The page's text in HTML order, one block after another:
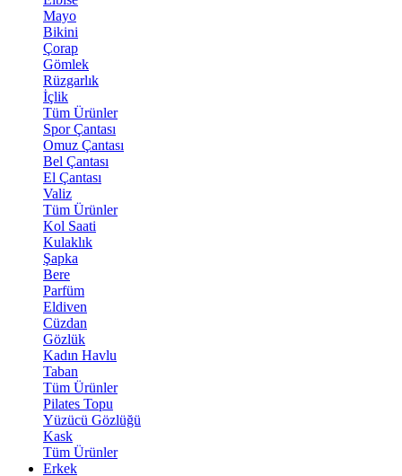
Mayo
Bikini
Çorap
Gömlek
Rüzgarlık
İçlik
Tüm Ürünler
Spor Çantası
Omuz Çantası
Bel Çantası
El Çantası
Valiz
Tüm Ürünler
Kol Saati
Kulaklık
Şapka
Bere
Parfüm
Eldiven
Cüzdan
Gözlük
Kadın Havlu
Taban
Tüm Ürünler
Pilates Topu
Yüzücü Gözlüğü
Kask
Tüm Ürünler
Erkek